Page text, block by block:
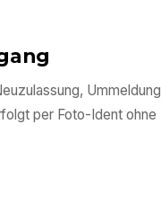
per Foto-Ident